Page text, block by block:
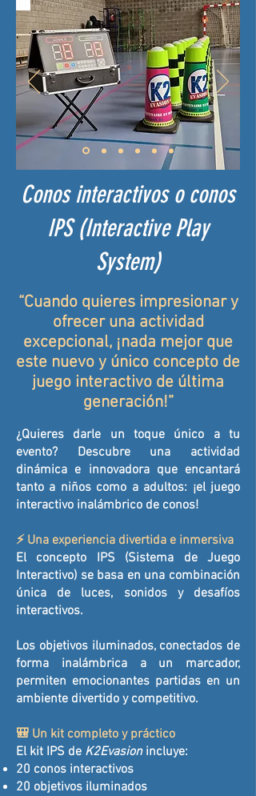
Conos interactivos o conos
IPS (Interactive Play
System)
“Cuando quieres impresionar y
ofrecer una actividad
excepcional, ¡nada mejor que
este nuevo y único concepto de
juego interactivo de última
generación!”
¿Quieres darle un toque único a tu
evento? Descubre una actividad
dinámica e innovadora que encantará
tanto a niños como a adultos: ¡el juego
interactivo inalámbrico de conos!
⚡ Una experiencia divertida e inmersiva
El concepto IPS (Sistema de Juego
Interactivo) se basa en una combinación
única de luces, sonidos y desafíos
interactivos.
Los objetivos iluminados, conectados de
forma inalámbrica a un marcador,
permiten emocionantes partidas en un
ambiente divertido y competitivo.
🎒 Un kit completo y práctico
El kit IPS de K2Evasionincluye:
20 conos interactivos
20 objetivos iluminados